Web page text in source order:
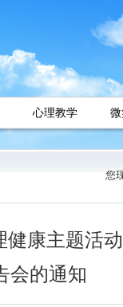
心理教学
您
健康主题活
会的通知